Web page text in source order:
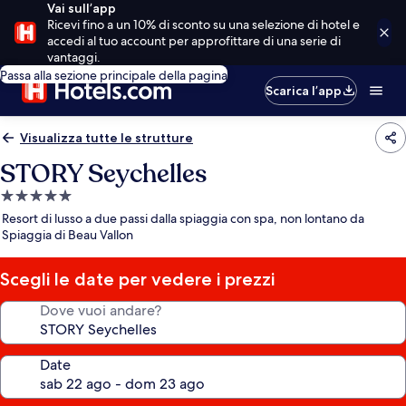
Vai sull’app
Ricevi fino a un 10% di sconto su una selezione di hotel e
accedi al tuo account per approfittare di una serie di
vantaggi.
Passa alla sezione principale della pagina
Scarica l’app
Visualizza tutte le strutture
STORY Seychelles
Struttura
a
5.0
stelle
Resort di lusso a due passi dalla spiaggia con spa, non lontano da
Spiaggia di Beau Vallon
Scegli le date per vedere i prezzi
Dove vuoi andare?
Date